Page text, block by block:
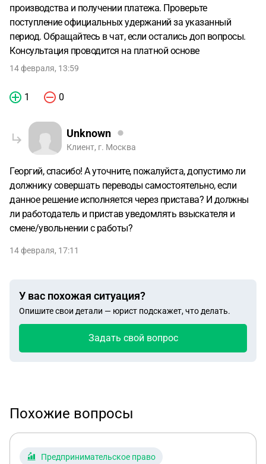
производства и получении платежа. Проверьте
поступление официальных удержаний за указанный
период. Обращайтесь в чат, если остались доп вопросы.
Консультация проводится на платной основе
14 февраля, 13:59
1 0
Unknown
Клиент, г. Москва
Георгий, спасибо! А уточните, пожалуйста, допустимо ли
должнику совершать переводы самостоятельно, если
данное решение исполняется через пристава? И должны
ли работодатель и пристав уведомлять взыскателя и
смене/увольнении с работы?
14 февраля, 17:11
У вас похожая ситуация?
Опишите свои детали — юрист подскажет, что делать.
Задать свой вопрос
Похожие вопросы
Предпринимательское право